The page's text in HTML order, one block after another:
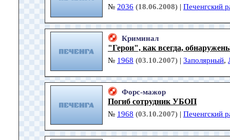
№ 2036 (18.06.2008) | Печенгский
Криминал
"Герои", как всегда,
№ 1968 (03.10.2007) | Заполярный,
Форс-мажор
Погиб сотрудник УБОП
№ 1968 (03.10.2007) | Печенгский